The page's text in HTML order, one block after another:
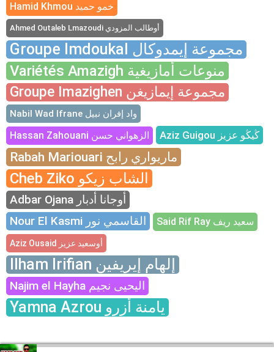
Hamid Khmou خمو حميد
Ahmed Outaleb Lmazoudi أوطالب المزودي
Groupe Imdoukal مجموعة إيمدوكال
Variétés Amazigh منوعات أمازيغية
Groupe Imazighen مجموعة إيمازيغن
Nabil Wad Ifrane واد إفران نبيل
Hassan Zahouani الزهواني حسن Aziz Guigou ڭيڭو عزيز
Rabah Mariouari ماريواري رابح
Cheb Ziko الشاب زيكو
Adbar Ojana أوجانا أدبار
Nour El Kasmi القاسمي نور
Said Rif Ray سعيد ريف
Aziz Ousaid أوسعيد عزيز
Ilham Irifian إلهام إيريفين
Najim el Hayha اليحيى نجيم
Yamna Azrou يامنة أزرو